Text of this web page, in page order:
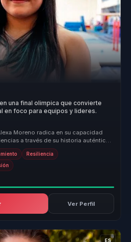
una final olimpica que convierte
en foco para equipos y lideres.
Moreno radica en su capacidad
a través de su historia auténtica
Resiliencia
Ver Perfil
ES